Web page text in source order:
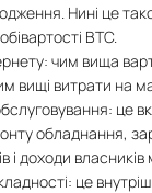
Нині це
BTC.
чим вища
вищі витрати на
це
обладнання,
і доходи
це